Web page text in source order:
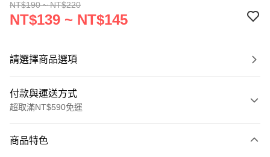
NT$190 ~ NT$220
NT$139 ~ NT$145
請選擇商品選項
付款與運送方式
超取滿NT$590免運
信用卡一次付款
商品特色